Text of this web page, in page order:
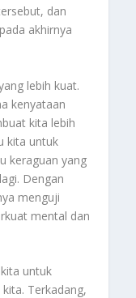
dan
akhirnya
lebih kuat.
kenyataan
kita lebih
kita untuk
keraguan yang
Dengan
menguji
mental dan
untuk
Terkadang,